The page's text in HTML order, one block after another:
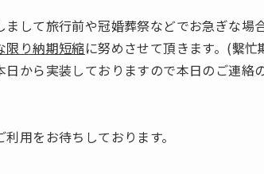
して旅行前や冠婚葬祭などでお急ぎな場
限り納期短縮に努めさせて頂きます。(繫忙
から実装しておりますので本日のご連絡
用をお待ちしております。